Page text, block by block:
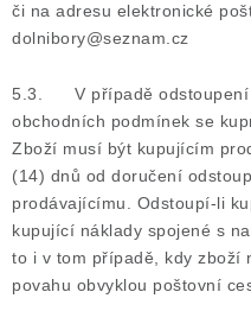
či na adresu elektronické
dolnibory@seznam.cz
5.3. V případě odstoupení
obchodních podmínek se
Zboží musí být kupujícím
(14) dnů od doručení
prodávajícímu. Odstoupí-li
kupující náklady spojené s
to i v tom případě, kdy zboží
povahu obvyklou poštovní